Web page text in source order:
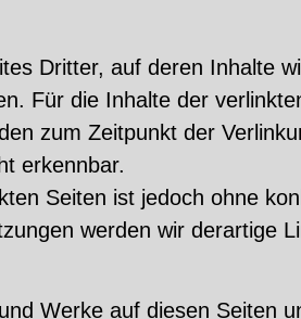
Dritter, auf deren Inhalte
Für die Inhalte der
zum Zeitpunkt der
erkennbar.
Seiten ist jedoch ohne
werden wir derartige
Werke auf diesen Seiten